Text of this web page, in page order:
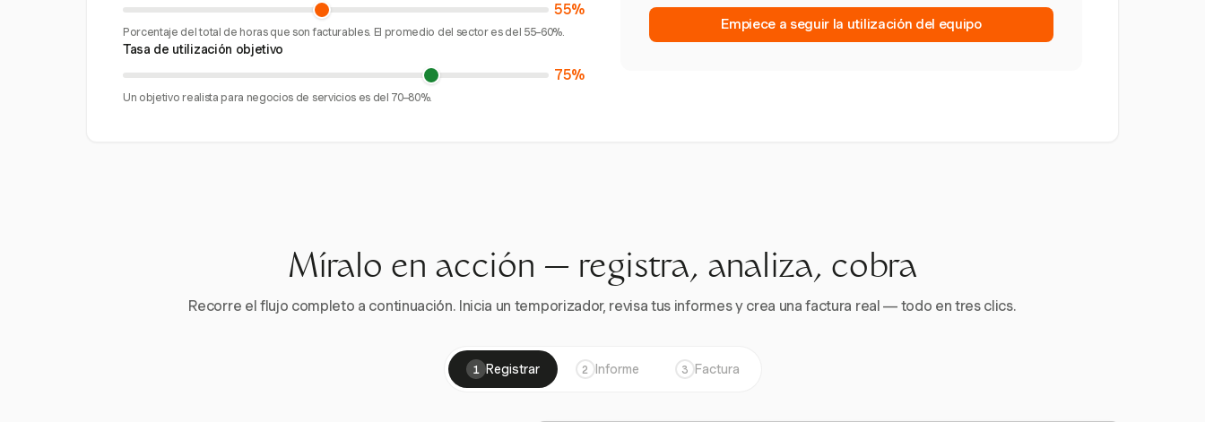
55%
Porcentaje del total de horas que son facturables. El promedio del sector es del 55–60%.
Tasa de utilización objetivo
75%
Un objetivo realista para negocios de servicios es del 70–80%.
Empiece a seguir la utilización del equipo
Míralo en acción — registra, analiza, cobra
Recorre el flujo completo a continuación. Inicia un temporizador, revisa tus informes y crea una factura real — todo en tres clics.
1 Registrar 2 Informe 3 Factura